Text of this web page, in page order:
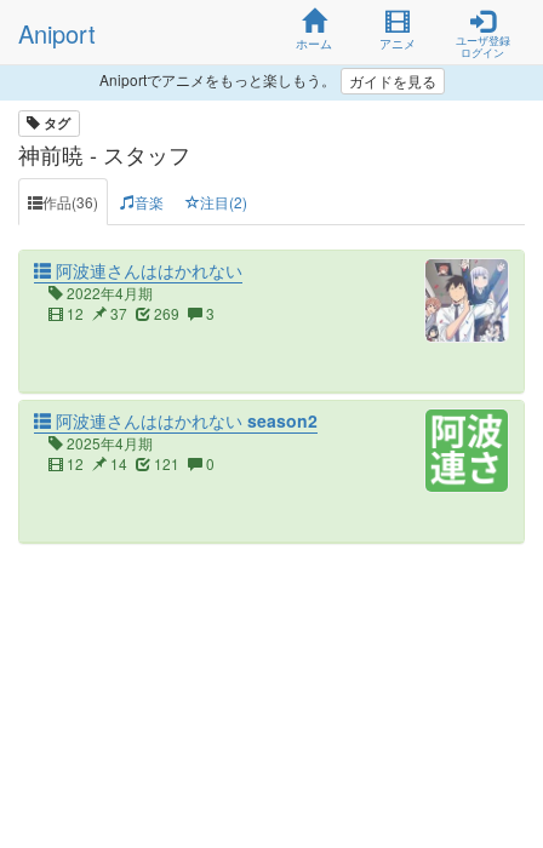
Aniport ホーム アニメ
ユーザ登録
ログイン
Aniportでアニメをもっと楽しもう。 ガイドを見る
タグ
神前暁 - スタッフ
作品(36) 音楽 注目(2)
阿波連さんははかれない
2022年4月期
12
37 269 3
阿波連さんははかれない season2
2025年4月期
12
14 121 0